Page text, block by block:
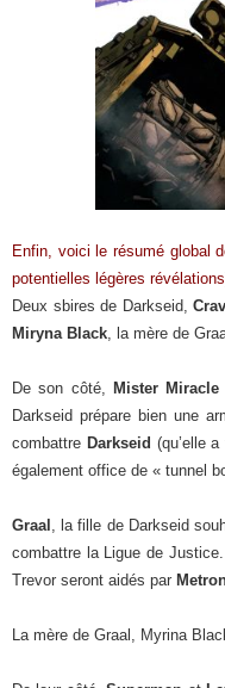
Enfin, voici le résumé global
potentielles légères
Deux sbires de Darkseid,
Miryna Black, la mère de
De son côté, Mister Miracle
Darkseid prépare bien une
combattre Darkseid (qu’elle
également office de « tunnel
Graal , la fille de Darkseid
combattre la Ligue de
Trevor seront aidés par
La mère de Graal, Myrina